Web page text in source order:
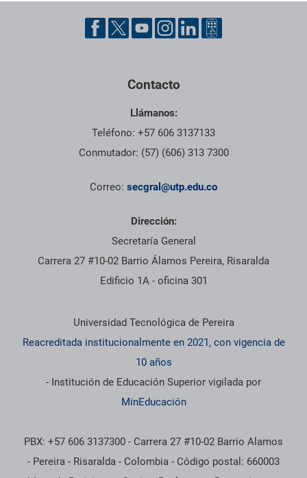
Pie de página con información de contacto, redes sociales y
Contacto
Llámanos:
Teléfono: +57 606 3137133
Conmutador: (57) (606) 313 7300
Correo: secgral@utp.edu.co
Dirección:
Secretaría General
Carrera 27 #10-02 Barrio Álamos Pereira, Risaralda
Edificio 1A - oficina 301
Información institucional
Universidad Tecnológica de Pereira
Reacreditada institucionalmente en 2021, con vigencia de
10 años
- Institución de Educación Superior vigilada por
MinEducación
PBX: +57 606 3137300 - Carrera 27 #10-02 Barrio Alamos
- Pereira - Risaralda - Colombia - Código postal: 660003